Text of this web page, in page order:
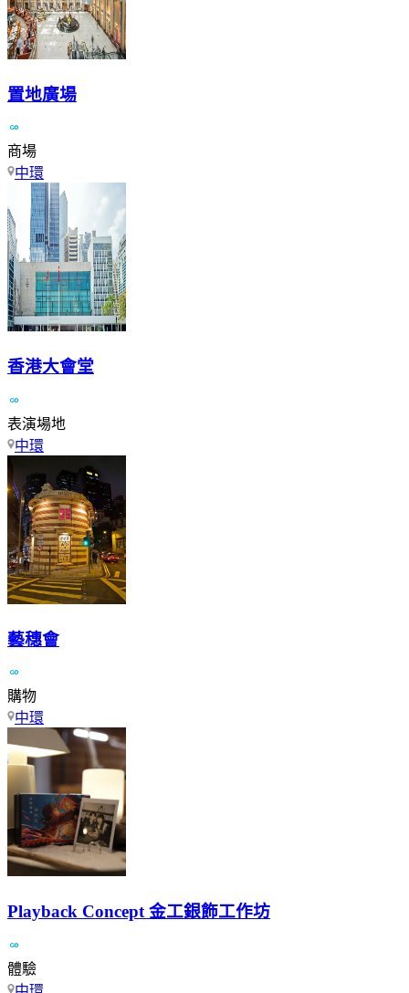
置地廣場
商場
中環
香港大會堂
表演場地
中環
藝穗會
購物
中環
Playback Concept 金工銀飾工作坊
體驗